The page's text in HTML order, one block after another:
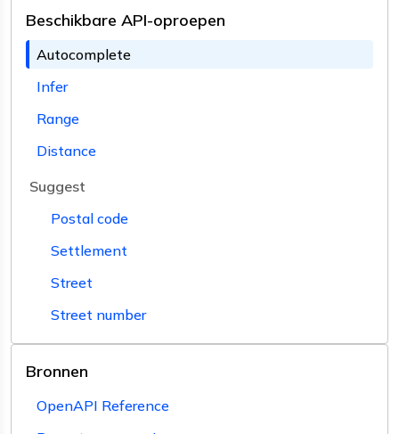
Beschikbare API-oproepen
Autocomplete
Infer
Range
Distance
Suggest
Postal code
Settlement
Street
Street number
Bronnen
OpenAPI Reference